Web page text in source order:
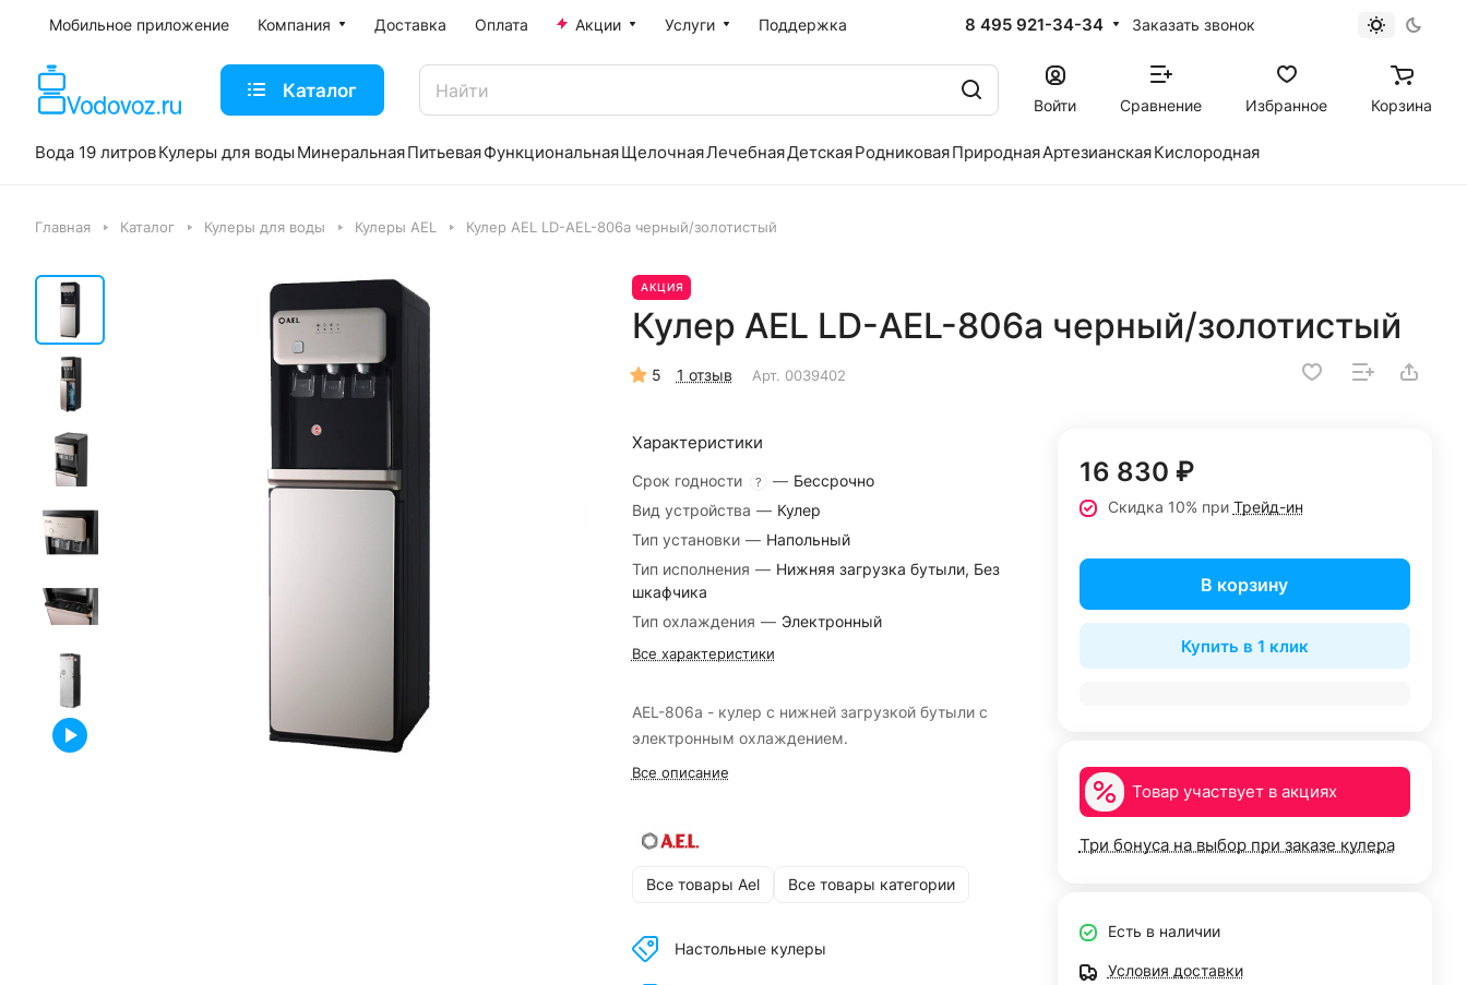
Мобильное приложение Компания Доставка Оплата Акции Услуги Поддержка 8 495 921-34-34 Заказать звонок
Каталог
Войти Сравнение Избранное Корзина
Вода 19 литровКулеры для воды МинеральнаяПитьеваяФункциональнаяЩелочнаяЛечебнаяДетскаяРодниковаяПрироднаяАртезианскаяКислородная
Главная Каталог Кулеры для воды Кулеры AEL Кулер AEL LD-AEL-806a черный/золотистый
АКЦИЯ
Кулер AEL LD-AEL-806a черный/золотистый
5 1 отзыв Арт. 0039402
Характеристики
Срок годности ? — Бессрочно
Вид устройства — Кулер
Тип установки — Напольный
Тип исполнения — Нижняя загрузка бутыли, Без
шкафчика
Тип охлаждения — Электронный
Все характеристики
AEL-806a - кулер с нижней загрузкой бутыли с
электронным охлаждением.
Все описание
Все товары Ael Все товары категории
Настольные кулеры
16 830 ₽
Скидка 10% при Трейд-ин
В корзину
Купить в 1 клик
Товар участвует в акциях
Три бонуса на выбор при заказе кулера
Есть в наличии
Условия доставки